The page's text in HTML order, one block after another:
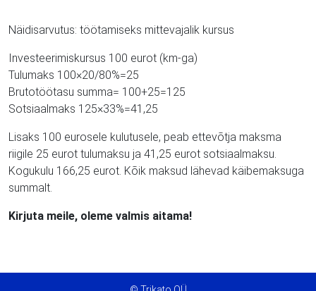
Näidisarvutus: töötamiseks mittevajalik kursus
Investeerimiskursus 100 eurot (km-ga)
Tulumaks 100×20/80%=25
Brutotöötasu summa= 100+25=125
Sotsiaalmaks 125×33%=41,25
Lisaks 100 eurosele kulutusele, peab ettevõtja maksma
riigile 25 eurot tulumaksu ja 41,25 eurot sotsiaalmaksu.
Kogukulu 166,25 eurot. Kõik maksud lähevad käibemaksuga
summalt.
Kirjuta meile, oleme valmis aitama!